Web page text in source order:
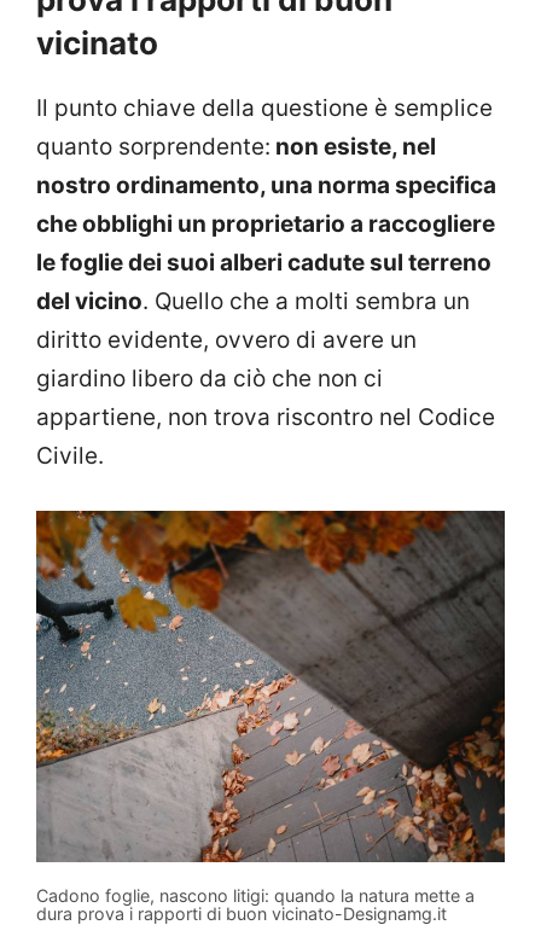
vicinato
Il punto chiave della questione è semplice
quanto sorprendente: non esiste, nel
nostro ordinamento, una norma specifica
che obblighi un proprietario a raccogliere
le foglie dei suoi alberi cadute sul terreno
del vicino. Quello che a molti sembra un
diritto evidente, ovvero di avere un
giardino libero da ciò che non ci
appartiene, non trova riscontro nel Codice
Civile.
Cadono foglie, nascono litigi: quando la natura mette a
dura prova i rapporti di buon vicinato-Designamg.it